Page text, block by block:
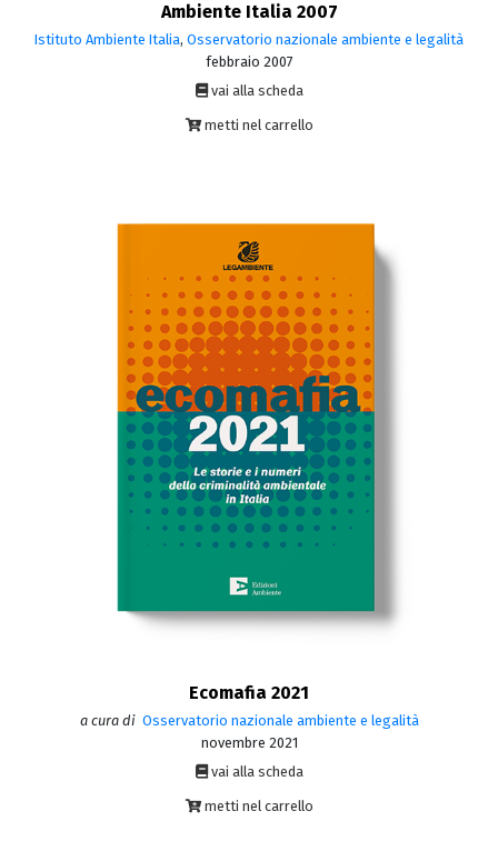
Ambiente Italia 2007
Istituto Ambiente Italia, Osservatorio nazionale ambiente e legalità
febbraio 2007
vai alla scheda
metti nel carrello
Ecomafia 2021
a cura di Osservatorio nazionale ambiente e legalità
novembre 2021
vai alla scheda
metti nel carrello